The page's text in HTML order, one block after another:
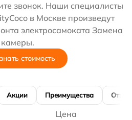
звонок. Наши специалисты
в Москве произведут
электросамоката Замена
камеры.
стоимость
Акции Преимущества
Цена